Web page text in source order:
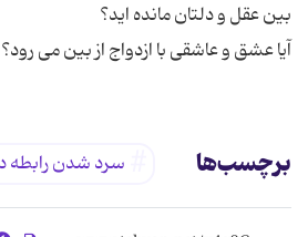
آیا عشق و عاشقی با ازدواج از بین می رود؟
برچسب‌ها سرد شدن رابطه